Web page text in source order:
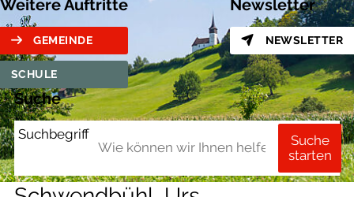
Weitere Auftritte
GEMEINDE
SCHULE
Newsletter
NEWSLETTER
Suche
Suchbegriff
Suche
starten